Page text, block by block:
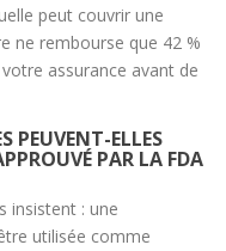
peut couvrir une
ne rembourse que 42 %
assurance avant de
PEUVENT-ELLES
PAR LA FDA
insistent : une
utilisée comme